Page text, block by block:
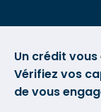
Un crédit
Vérifiez vos
de vous